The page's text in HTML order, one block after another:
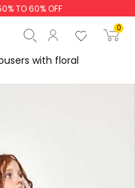
TO 60% OFF
0
with floral